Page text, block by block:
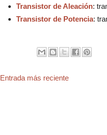
Transistor de Aleación:
Transistor de Potencia:
Entrada más reciente